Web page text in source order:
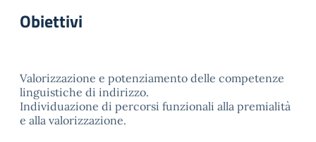
Obiettivi
Valorizzazione e potenziamento delle competenze
linguistiche di indirizzo.
Individuazione di percorsi funzionali alla premialità
e alla valorizzazione.